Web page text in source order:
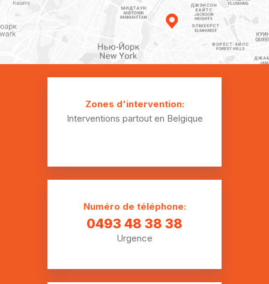
Plombier Bougnies
Plombier Ciply
Plombier Dour
Plombier Erbaut
Plombier Erquennes
Zones d'intervention:
Interventions partout en Belgique
Numéro de téléphone:
0493 48 38 38
Urgence